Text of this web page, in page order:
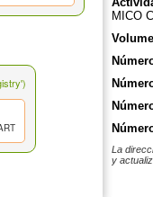
MICO
La
y